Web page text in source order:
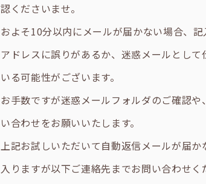
認くださいませ。
およそ10分以内にメールが届かない場合、
アドレスに誤りがあるか、迷惑メールとして
いる可能性がございます。
お手数ですが迷惑メールフォルダのご確認や
い合わせをお願いいたします。
上記お試しいただいて自動返信メールが届か
入りますが以下ご連絡先までお問い合わせく